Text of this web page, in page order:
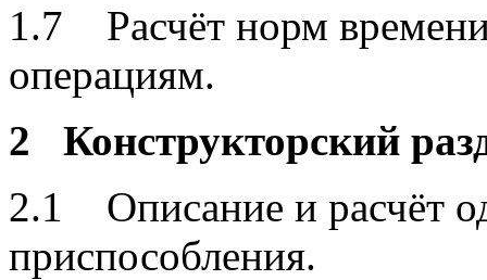
1.7 Расчёт норм
операциям.
2 Конструкторский
2.1 Описание и расчёт
приспособления.